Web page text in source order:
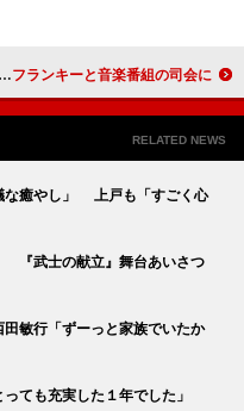
夏菜、昭和歌謡で「大人の女性になっていけたら」 リリー・フランキーと音楽番組の司会に
RELATED NEWS
な癒やし」 上戸も「すごく心
『武士の献立』舞台あいさつ
敏行「ずーっと家族でいたか
ても充実した１年でした」